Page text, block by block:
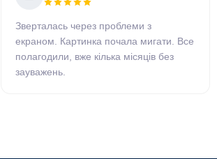
Зверталась через проблеми з
екраном. Картинка почала мигати. Все
полагодили, вже кілька місяців без
зауважень.